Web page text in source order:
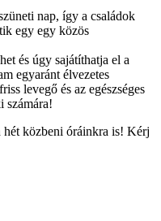
nap, így a családok
egy egy közös
és úgy sajátíthatja el a
egyaránt élvezetes
levegő és az egészséges
számára!
közbeni óráinkra is! Kérj